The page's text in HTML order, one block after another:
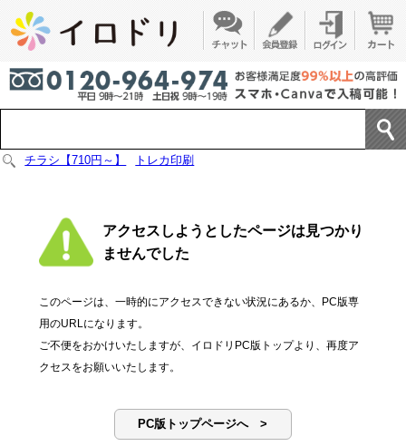
チラシ【710円～】 トレカ印刷
アクセスしようとしたページは見つかり
ませんでした
このページは、一時的にアクセスできない状況にあるか、PC版専
用のURLになります。
ご不便をおかけいたしますが、イロドリPC版トップより、再度ア
クセスをお願いいたします。
PC版トップページへ >